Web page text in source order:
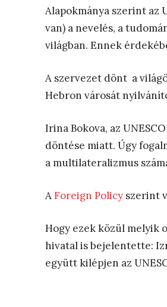
Alapokmánya szerint az
van) a nevelés, a
világban. Ennek
A szervezet dönt a
Hebron városát
Irina Bokova, az
döntése miatt. Úgy
a multilateralizmus
AForeign Policy szerint
Hogy ezek közül melyik
hivatal is bejelentette:
együtt kilépjen az